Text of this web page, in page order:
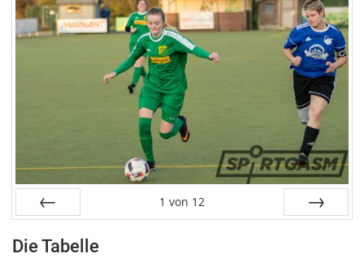
1 von 12
Die Tabelle